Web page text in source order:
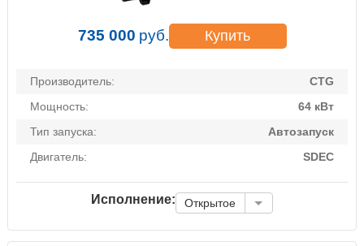
735 000 руб. Купить
Производитель:
CTG
Мощность:
64 кВт
Тип запуска:
Автозапуск
Двигатель:
SDEC
Исполнение: Открытое